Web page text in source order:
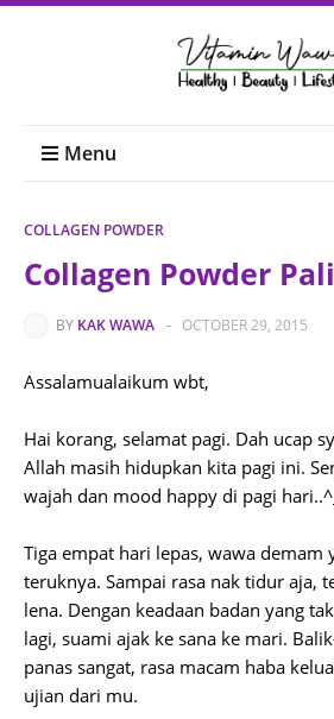
Menu
COLLAGEN POWDER
Collagen Powder
BY KAK WAWA - OCTOBER 29, 2015
Assalamualaikum wbt,
Hai korang, selamat pagi. Dah ucap
Allah masih hidupkan kita pagi ini.
wajah dan mood happy di pagi
Tiga empat hari lepas, wawa demam
teruknya. Sampai rasa nak tidur aja,
lena. Dengan keadaan badan yang
lagi, suami ajak ke sana ke mari.
panas sangat, rasa macam haba
ujian dari mu.